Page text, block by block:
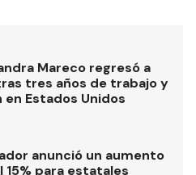
Mareco regresó a
tres años de trabajo y
Estados Unidos
anunció un aumento
15% para estatales